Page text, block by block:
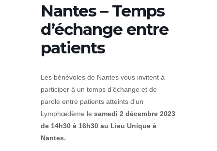
Nantes – Temps
d’échange entre
patients
Les bénévoles de Nantes vous invitent à
participer à un temps d’échange et de
parole entre patients atteints d’un
Lymphœdème le samedi 2 décembre 2023
de 14h30 à 16h30 au Lieu Unique à
Nantes.